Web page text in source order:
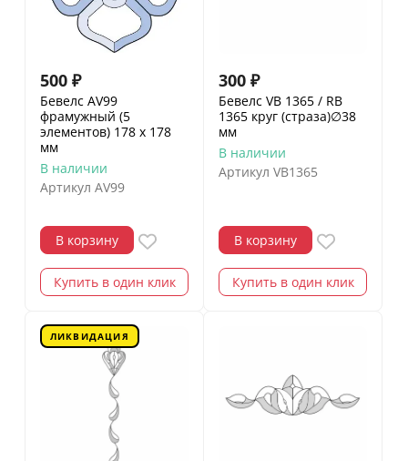
500 ₽
Бевелс AV99
фрамужный (5
элементов) 178 х 178
мм
В наличии
Артикул AV99
В корзину
Купить в один клик
300 ₽
Бевелс VB 1365 / RB
1365 круг (страза)∅38
мм
В наличии
Артикул VB1365
В корзину
Купить в один клик
ЛИКВИДАЦИЯ